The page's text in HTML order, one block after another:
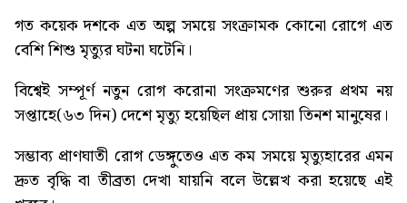
গত কয়েক দশকে এত অল্প সময়ে সংক্রামক কোনো রোগে এত
বেশি শিশু মৃত্যুর ঘটনা ঘটেনি।
বিশ্বেই সম্পূর্ণ নতুন রোগ করোনা সংক্রমণের শুরুর প্রথম নয়
সপ্তাহে(৬৩ দিন) দেশে মৃত্যু হয়েছিল প্রায় সোয়া তিনশ মানুষের।
সম্ভাব্য প্রাণঘাতী রোগ ডেঙ্গুতেও এত কম সময়ে মৃত্যুহারের এমন
দ্রুত বৃদ্ধি বা তীব্রতা দেখা যায়নি বলে উল্লেখ করা হয়েছে এই